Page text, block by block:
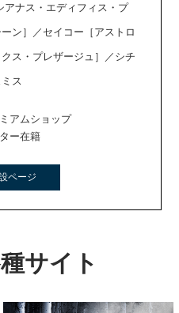
ナス・エディフィス・プ
ン］／セイコー［アストロ
ス・プレザージュ］／シチ
ス
アムショップ
ー在籍
ページ
サイト